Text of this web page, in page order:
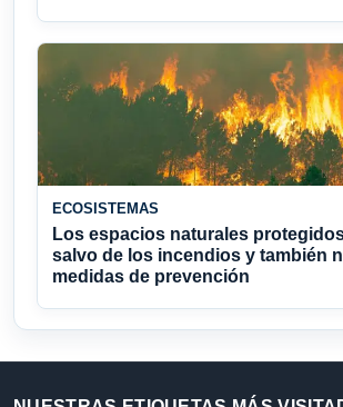
ECOSISTEMAS
Los espacios naturales
salvo de los incendios y también
medidas de prevención